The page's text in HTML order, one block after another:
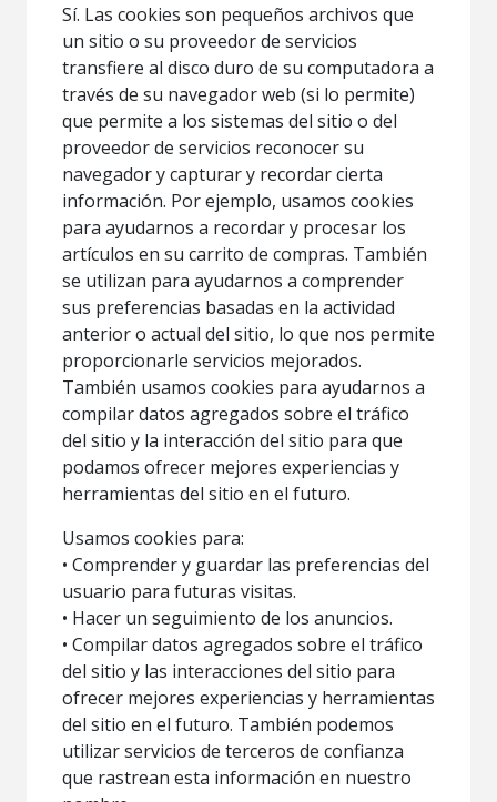
Sí. Las cookies son pequeños archivos que
un sitio o su proveedor de servicios
transfiere al disco duro de su computadora a
través de su navegador web (si lo permite)
que permite a los sistemas del sitio o del
proveedor de servicios reconocer su
navegador y capturar y recordar cierta
información. Por ejemplo, usamos cookies
para ayudarnos a recordar y procesar los
artículos en su carrito de compras. También
se utilizan para ayudarnos a comprender
sus preferencias basadas en la actividad
anterior o actual del sitio, lo que nos permite
proporcionarle servicios mejorados.
También usamos cookies para ayudarnos a
compilar datos agregados sobre el tráfico
del sitio y la interacción del sitio para que
podamos ofrecer mejores experiencias y
herramientas del sitio en el futuro.
Usamos cookies para:
• Comprender y guardar las preferencias del
usuario para futuras visitas.
• Hacer un seguimiento de los anuncios.
• Compilar datos agregados sobre el tráfico
del sitio y las interacciones del sitio para
ofrecer mejores experiencias y herramientas
del sitio en el futuro. También podemos
utilizar servicios de terceros de confianza
que rastrean esta información en nuestro